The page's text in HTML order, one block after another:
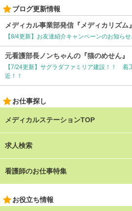
ブログ更新情報
メディカル事業部発信『メディカリズム』
【8/4更新】お友達紹介キャンペーンのお知らせ
元看護部長ノンちゃんの『猫のめせん』
【7/24更新】サグラダファミリア建設！！ 着
近！！
お仕事探し
メディカルステーションTOP
求人検索
看護師のお仕事特集
お役立ち情報